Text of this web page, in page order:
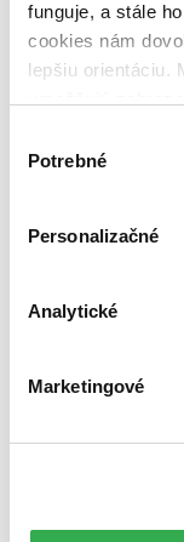
funguje, a stále
cookies nám
lepšiu orientáciu.
keby sme mohli
súhlasu
Potrebné
Personalizačné
Analytické
Marketingové
CZ
Peter O'Toole
ďalší